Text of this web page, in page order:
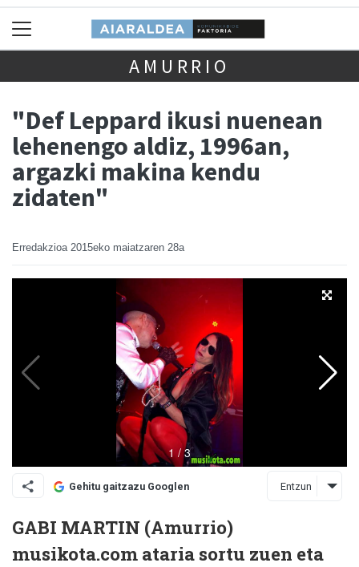
AMURRIO
"Def Leppard ikusi nuenean
lehenengo aldiz, 1996an,
argazki makina kendu
zidaten"
Erredakzioa 2015eko maiatzaren 28a
Gehitu gaitzazu Googlen Entzun
GABI MARTIN (Amurrio)
musikota.com ataria sortu zuen eta